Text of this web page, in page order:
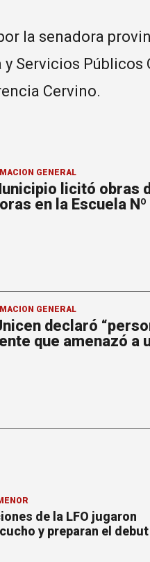
la senadora
Servicios Públicos
Cervino.
GENERAL
licitó obras
en la Escuela
GENERAL
declaró
que amenazó a
de la LFO jugaron
y preparan el debut